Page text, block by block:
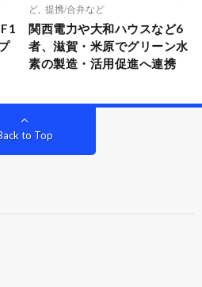
ど
提携/合弁など
関西電力や大和ハウスなど6
者、滋賀・米原でグリーン水
素の製造・活用促進へ連携
to Top